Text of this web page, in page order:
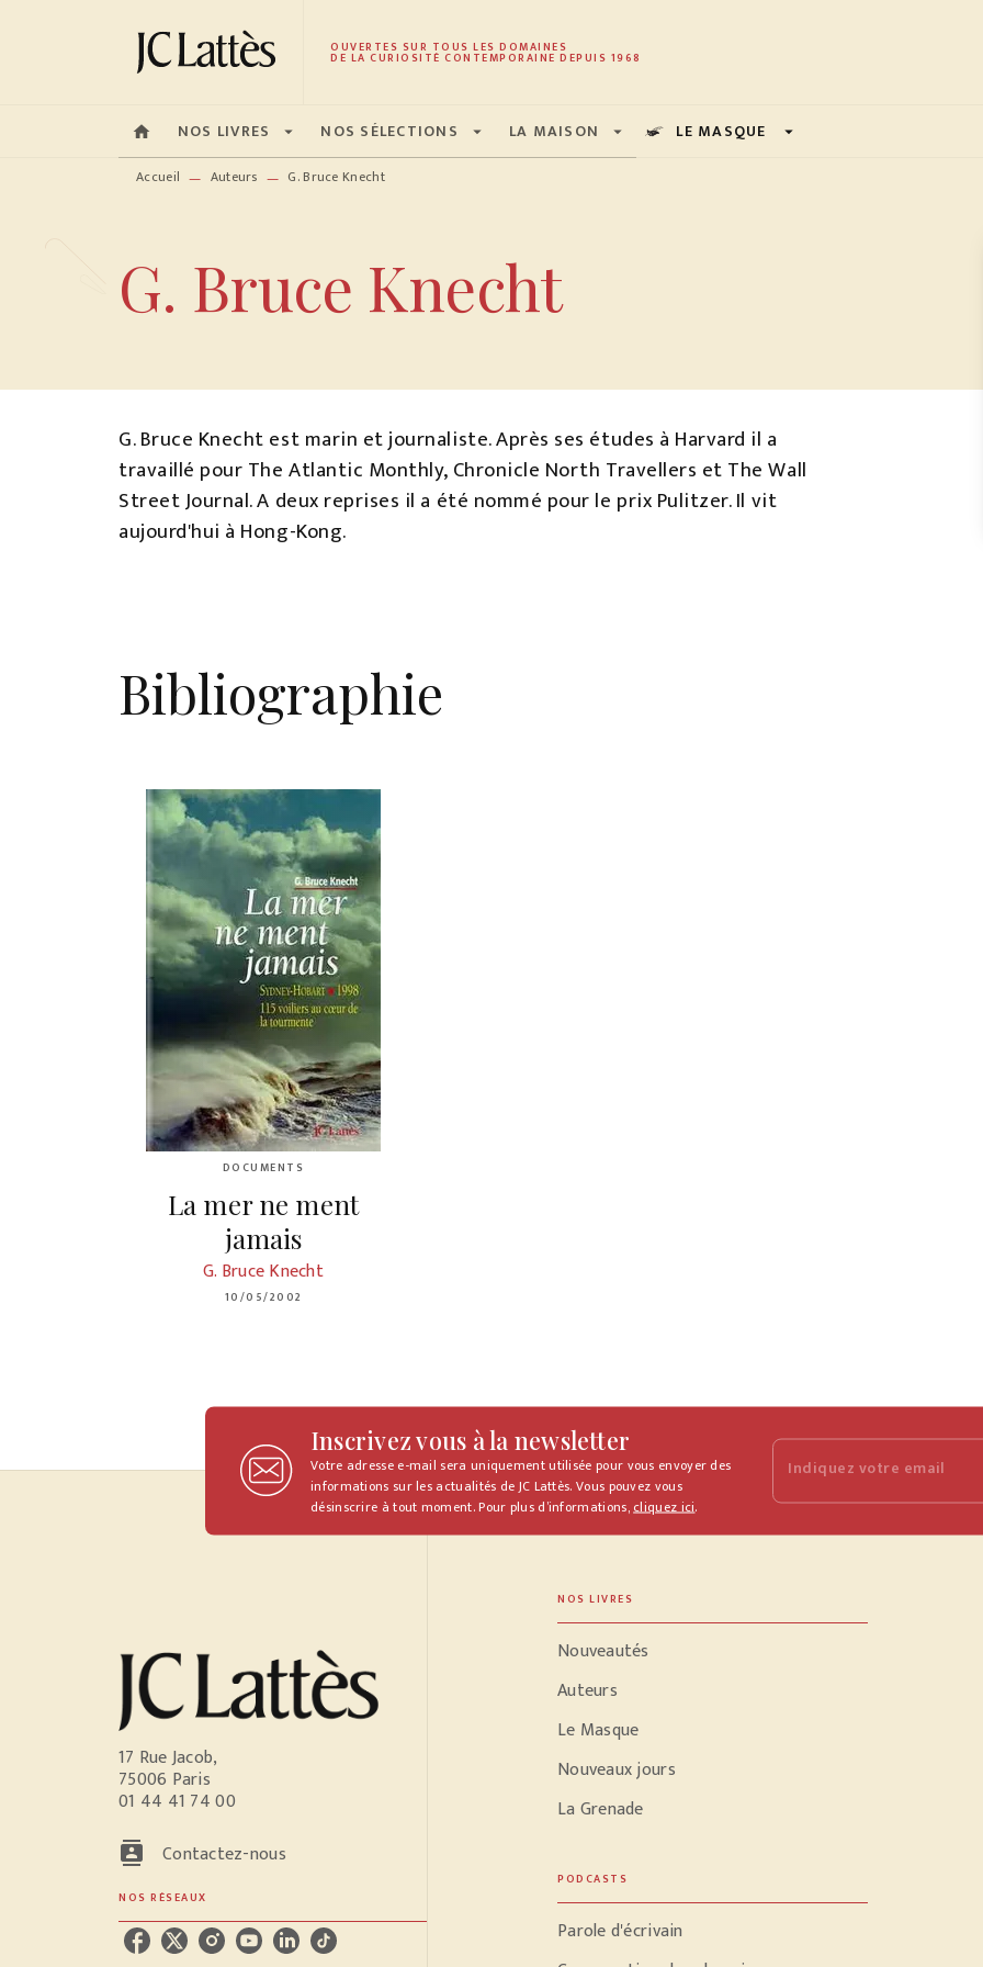
MENU RECHERCHE CONTENU PIED DE PAGE
OUVERTES SUR TOUS LES DOMAINES
DE LA CURIOSITÉ CONTEMPORAINE DEPUIS 1968
home NOS LIVRES arrow_drop_down NOS SÉLECTIONS arrow_drop_down LA MAISON arrow_drop_down LE MASQUE arrow_drop_down
Accueil — Auteurs — G. Bruce Knecht
G. Bruce Knecht
G. Bruce Knecht est marin et journaliste. Après ses études à Harvard il a
travaillé pour The Atlantic Monthly, Chronicle North Travellers et The Wall
Street Journal. A deux reprises il a été nommé pour le prix Pulitzer. Il vit
aujourd'hui à Hong-Kong.
Bibliographie
DOCUMENTS
La mer ne ment
jamais
G. Bruce Knecht
10/05/2002
Inscrivez vous à la newsletter
Votre adresse e-mail sera uniquement utilisée pour vous envoyer des
informations sur les actualités de JC Lattès. Vous pouvez vous
désinscrire à tout moment. Pour plus d’informations,cliquez ici.
Indiquez votre email
17 Rue Jacob,
75006 Paris
01 44 41 74 00
contacts Contactez-nous
NOS RÉSEAUX
NOS LIVRES
Nouveautés
Auteurs
Le Masque
Nouveaux jours
La Grenade
PODCASTS
Parole d'écrivain